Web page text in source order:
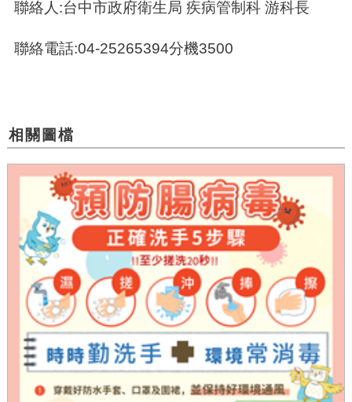
聯絡人:台中市政府衛生局 疾病管制科 游科長
聯絡電話:04-25265394分機3500
相關圖檔